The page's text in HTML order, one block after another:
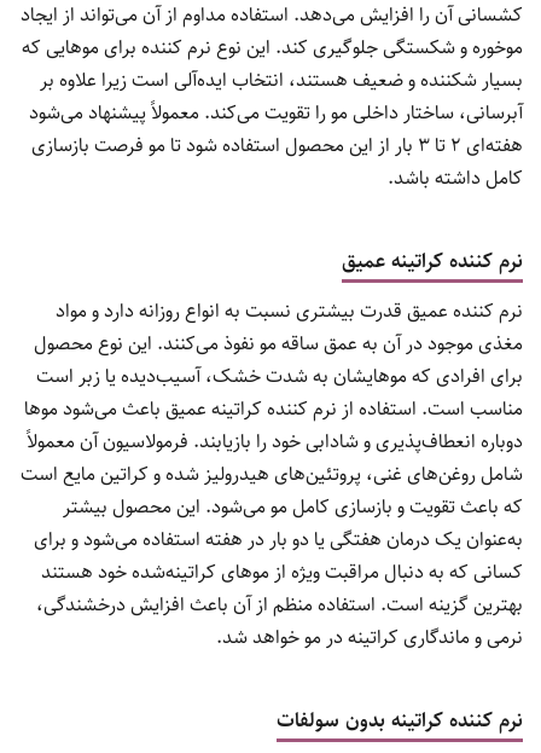
کشسانی آن را افزایش می‌دهد. استفاده مداوم از آن می‌تواند از ایجاد
موخوره و شکستگی جلوگیری کند. این نوع نرم کننده برای موهایی که
بسیار شکننده و ضعیف هستند، انتخاب ایده‌آلی است زیرا علاوه بر
آبرسانی، ساختار داخلی مو را تقویت می‌کند. معمولاً پیشنهاد می‌شود
هفته‌ای ۲ تا ۳ بار از این محصول استفاده شود تا مو فرصت بازسازی
کامل داشته باشد.
نرم کننده کراتینه عمیق
نرم کننده عمیق قدرت بیشتری نسبت به انواع روزانه دارد و مواد
مغذی موجود در آن به عمق ساقه مو نفوذ می‌کنند. این نوع محصول
برای افرادی که موهایشان به شدت خشک، آسیب‌دیده یا زبر است
مناسب است. استفاده از نرم کننده کراتینه عمیق باعث می‌شود موها
دوباره انعطاف‌پذیری و شادابی خود را بازیابند. فرمولاسیون آن معمولاً
شامل روغن‌های غنی، پروتئین‌های هیدرولیز شده و کراتین مایع است
که باعث تقویت و بازسازی کامل مو می‌شود. این محصول بیشتر
به‌عنوان یک درمان هفتگی یا دو بار در هفته استفاده می‌شود و برای
کسانی که به دنبال مراقبت ویژه از موهای کراتینه‌شده خود هستند
بهترین گزینه است. استفاده منظم از آن باعث افزایش درخشندگی،
نرمی و ماندگاری کراتینه در مو خواهد شد.
نرم کننده کراتینه بدون سولفات